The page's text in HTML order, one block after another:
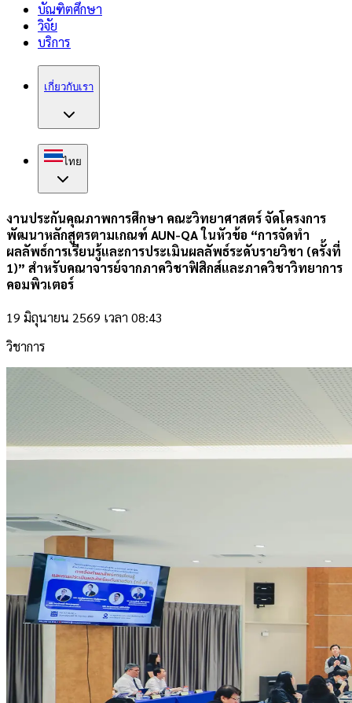
บัณฑิตศึกษา
วิจัย
บริการ
เกี่ยวกับเรา
ไทย
งานประกันคุณภาพการศึกษา คณะวิทยาศาสตร์ จัดโครงการ
พัฒนาหลักสูตรตามเกณฑ์ AUN-QA ในหัวข้อ “การจัดทำ
ผลลัพธ์การเรียนรู้และการประเมินผลลัพธ์ระดับรายวิชา (ครั้งที่
1)” สำหรับคณาจารย์จากภาควิชาฟิสิกส์และภาควิชาวิทยาการ
คอมพิวเตอร์
19 มิถุนายน 2569 เวลา 08:43
วิชาการ